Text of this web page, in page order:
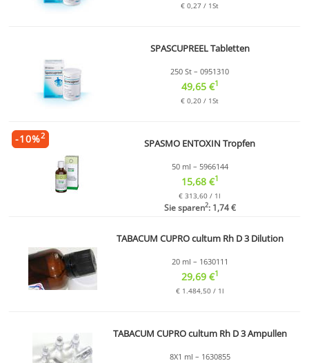
€ 0,27 / 1St
SPASCUPREEL Tabletten
250 St – 0951310
49,65 €1
€ 0,20 / 1St
SPASMO ENTOXIN Tropfen
50 ml – 5966144
15,68 €1
€ 313,60 / 1l
Sie sparen2: 1,74 €
-10%2
TABACUM CUPRO cultum Rh D 3 Dilution
20 ml – 1630111
29,69 €1
€ 1.484,50 / 1l
TABACUM CUPRO cultum Rh D 3 Ampullen
8X1 ml – 1630855